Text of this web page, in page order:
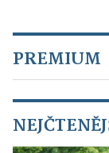
PREMIUM